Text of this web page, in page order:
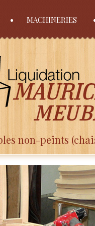
MACHINERIES
non-peints